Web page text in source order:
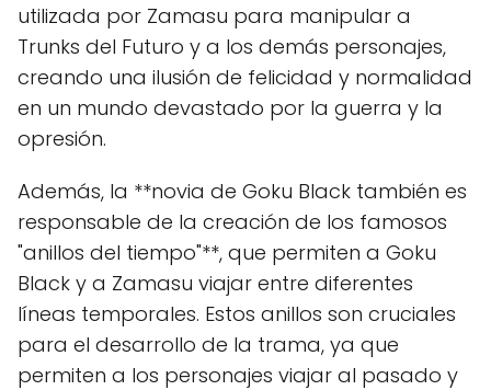
utilizada por Zamasu para manipular a
Trunks del Futuro y a los demás personajes,
creando una ilusión de felicidad y normalidad
en un mundo devastado por la guerra y la
opresión.
Además, la **novia de Goku Black también es
responsable de la creación de los famosos
"anillos del tiempo"**, que permiten a Goku
Black y a Zamasu viajar entre diferentes
líneas temporales. Estos anillos son cruciales
para el desarrollo de la trama, ya que
permiten a los personajes viajar al pasado y